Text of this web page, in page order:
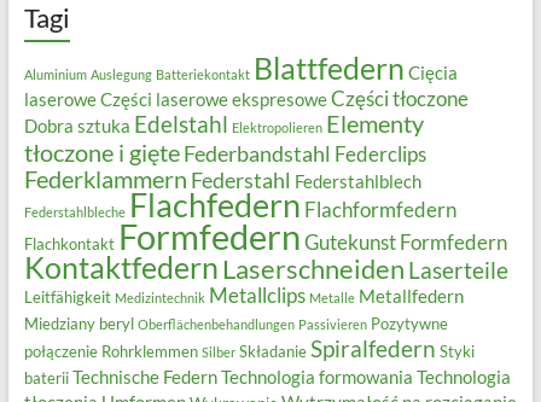
Tagi
Aluminium Auslegung Batteriekontakt Blattfedern Cięcia
laseroweCzęści laserowe ekspresoweCzęści tłoczone
Dobra sztuka Edelstahl Elektropolieren Elementy
tłoczone i gięteFederbandstahl Federclips
Federklammern Federstahl Federstahlblech
Federstahlbleche Flachfedern Flachformfedern
Flachkontakt FormfedernGutekunst Formfedern
Kontaktfedern Laserschneiden Laserteile
Leitfähigkeit Medizintechnik Metallclips Metalle Metallfedern
Miedziany beryl Oberflächenbehandlungen Passivieren Pozytywne
połączenie Rohrklemmen Silber Składanie Spiralfedern Styki
baterii Technische FedernTechnologia formowania Technologia